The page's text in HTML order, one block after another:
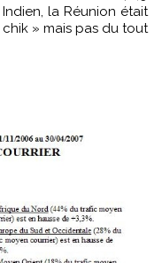
la Réunion était
» mais pas du tout